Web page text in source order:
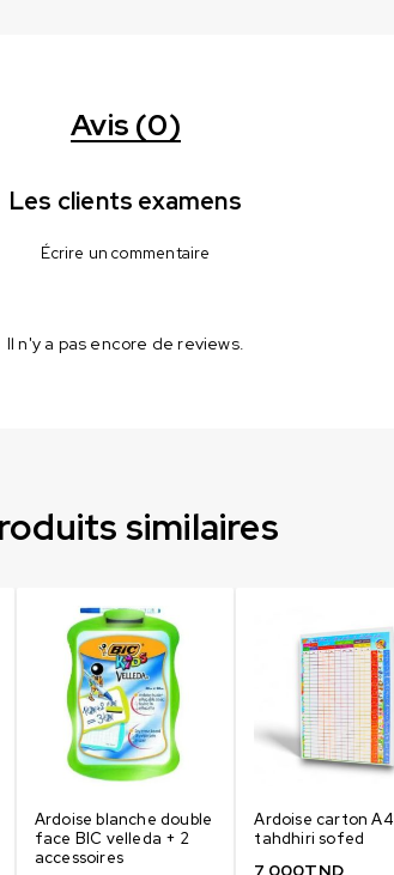
Avis (0)
Les clients examens
Écrire un commentaire
Il n'y a pas encore de reviews.
similaires
Ardoise blanche double
face BIC velleda + 2
accessoires
Ardoise carton A4
tahdhiri sofed